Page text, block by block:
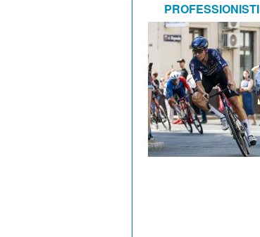
PROFESSIONISTI